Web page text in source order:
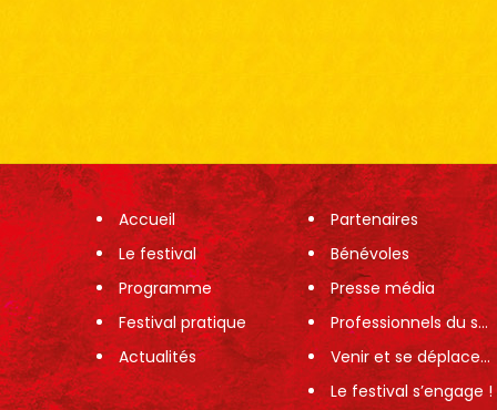
Accueil
Le festival
Programme
Festival pratique
Actualités
Partenaires
Bénévoles
Presse média
Professionnels du spectacle
Venir et se déplacer sur le festival
Le festival s’engage !